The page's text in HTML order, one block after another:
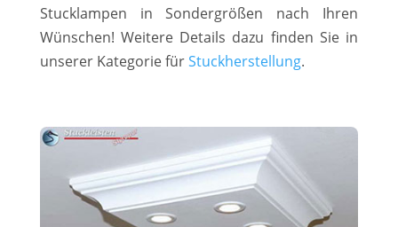
Stucklampen in Sondergrößen nach Ihren
Wünschen! Weitere Details dazu finden Sie in
unserer Kategorie fürStuckherstellung.